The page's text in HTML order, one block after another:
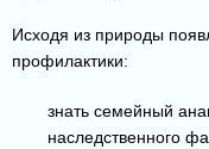
Исходя из природы
профилактики:
знать семейный
наследственного